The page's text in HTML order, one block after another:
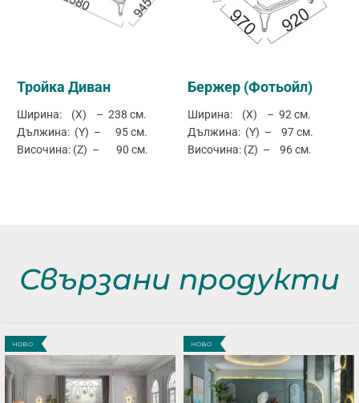
Тройка Диван
Ширина: (X) – 238 см.
Дължина: (Y) – 95 см.
Височина: (Z) – 90 см.
Бержер (Фотьойл)
Ширина: (X) – 92 см.
Дължина: (Y) – 97 см.
Височина: (Z) – 96 см.
Свързани продукти
НОВО НОВО